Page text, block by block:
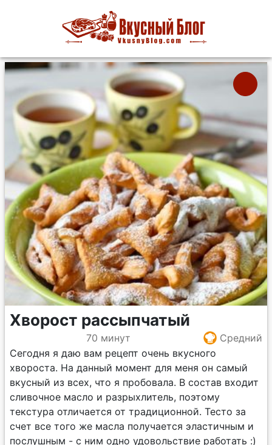
Хворост рассыпчатый
70 минут
Средний
Сегодня я даю вам рецепт очень вкусного
хвороста. На данный момент для меня он самый
вкусный из всех, что я пробовала. В состав входит
сливочное масло и разрыхлитель, поэтому
текстура отличается от традиционной. Тесто за
счет все того же масла получается эластичным и
послушным - с ним одно удовольствие работать :)